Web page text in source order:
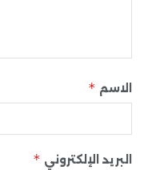
الاسم *
البريد الإلكتروني *